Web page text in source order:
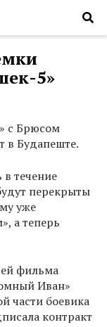
5»
с Брюсом
в Будапеште.
течение
перекрыты
уже
а теперь
фильма
Иван»
части боевика
контракт